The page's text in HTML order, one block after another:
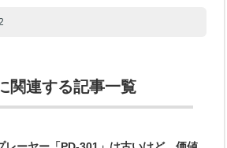
関連する記事一覧